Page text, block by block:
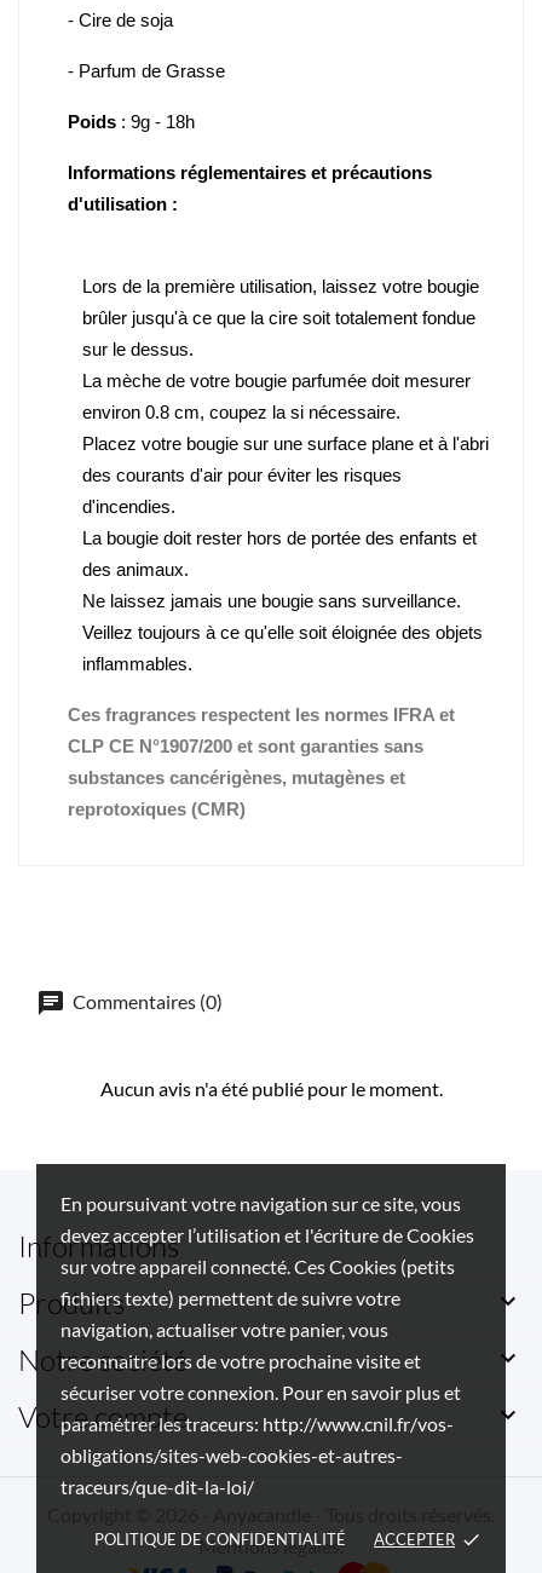
En poursuivant votre navigation sur ce site, vous
devez accepter l’utilisation et l'écriture de Cookies
sur votre appareil connecté. Ces Cookies (petits
fichiers texte) permettent de suivre votre
navigation, actualiser votre panier, vous
reconnaitre lors de votre prochaine visite et
sécuriser votre connexion. Pour en savoir plus et
paramétrer les traceurs: http://www.cnil.fr/vos-
obligations/sites-web-cookies-et-autres-
traceurs/que-dit-la-loi/
POLITIQUE DE CONFIDENTIALITÉ ACCEPTER done
- Cire de soja
- Parfum de Grasse
Poids : 9g - 18h
Informations réglementaires et précautions
d'utilisation :
Lors de la première utilisation, laissez votre bougie
brûler jusqu'à ce que la cire soit totalement fondue
sur le dessus.
La mèche de votre bougie parfumée doit mesurer
environ 0.8 cm, coupez la si nécessaire.
Placez votre bougie sur une surface plane et à l'abri
des courants d'air pour éviter les risques
d'incendies.
La bougie doit rester hors de portée des enfants et
des animaux.
Ne laissez jamais une bougie sans surveillance.
Veillez toujours à ce qu'elle soit éloignée des objets
inflammables.
Ces fragrances respectent les normes IFRA et
CLP CE N°1907/200 et sont garanties sans
substances cancérigènes, mutagènes et
reprotoxiques (CMR)
Commentaires (0)
Aucun avis n'a été publié pour le moment.
Informations
Produits

Notre société 
Votre compte 
Mentions légales.